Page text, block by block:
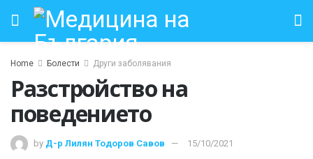
Home Болести Други заболявания
Разстройство на
поведението
by Д-р Лилян Тодоров Савов 15/10/2021